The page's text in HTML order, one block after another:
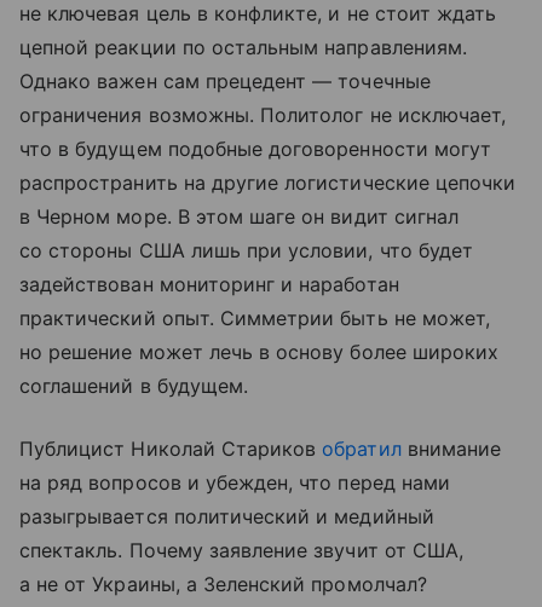
не ключевая цель в конфликте, и не стоит ждать
цепной реакции по остальным направлениям.
Однако важен сам прецедент — точечные
ограничения возможны. Политолог не исключает,
что в будущем подобные договоренности могут
распространить на другие логистические цепочки
в Черном море. В этом шаге он видит сигнал
со стороны США лишь при условии, что будет
задействован мониторинг и наработан
практический опыт. Симметрии быть не может,
но решение может лечь в основу более широких
соглашений в будущем.
Публицист Николай Стариков обратилвнимание
на ряд вопросов и убежден, что перед нами
разыгрывается политический и медийный
спектакль. Почему заявление звучит от США,
а не от Украины, а Зеленский промолчал?